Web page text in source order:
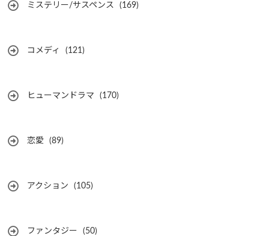
ミステリー/サスペンス (169)
コメディ (121)
ヒューマンドラマ (170)
恋愛 (89)
アクション (105)
ファンタジー (50)